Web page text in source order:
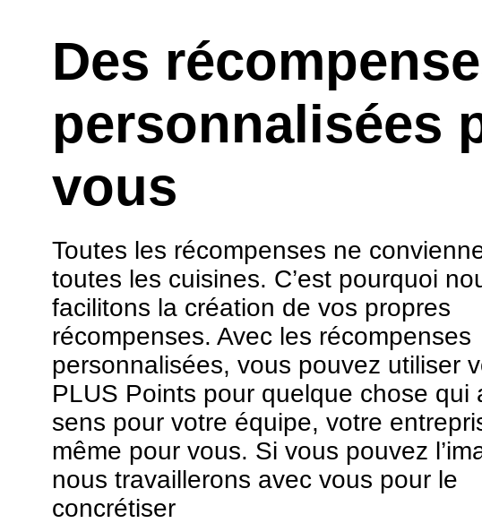
Des
personnalisées
vous
Toutes les récompenses ne
toutes les cuisines. C’est pourquoi
facilitons la création de vos propres
récompenses. Avec les récompenses
personnalisées, vous pouvez utiliser
PLUS Points pour quelque chose qui
sens pour votre équipe, votre
même pour vous. Si vous pouvez
nous travaillerons avec vous pour le
concrétiser